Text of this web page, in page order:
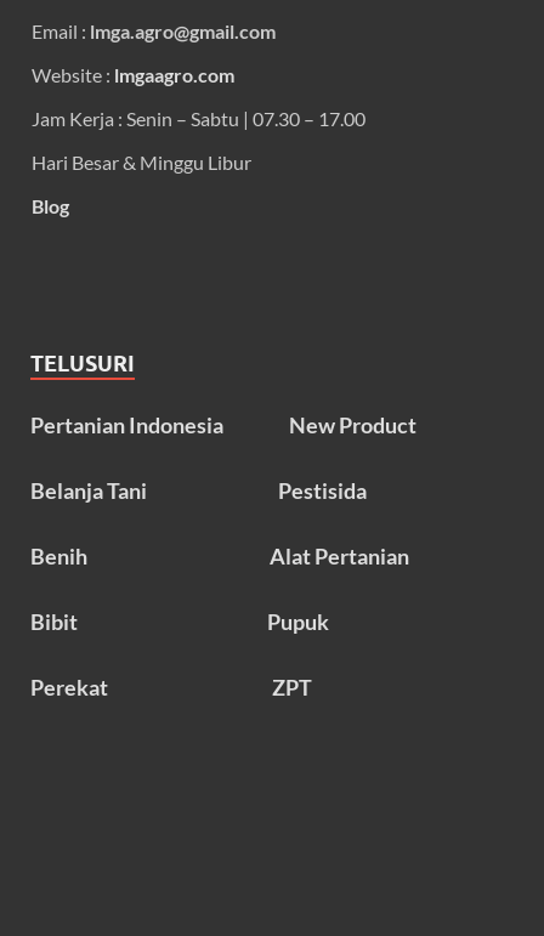
Email : lmga.agro@gmail.com
Website : lmgaagro.com
Jam Kerja : Senin – Sabtu | 07.30 – 17.00
Hari Besar & Minggu Libur
Blog
TELUSURI
Pertanian Indonesia New Product
Belanja Tani Pestisida
Benih Alat Pertanian
Bibit Pupuk
Perekat ZPT